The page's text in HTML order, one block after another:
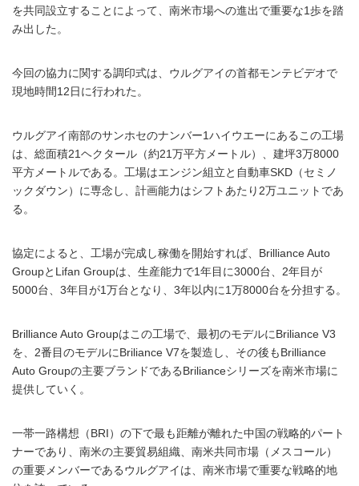
を共同設立することによって、南米市場への進出で重要な1歩を踏
み出した。
今回の協力に関する調印式は、ウルグアイの首都モンテビデオで
現地時間12日に行われた。
ウルグアイ南部のサンホセのナンバー1ハイウエーにあるこの工場
は、総面積21ヘクタール（約21万平方メートル）、建坪3万8000
平方メートルである。工場はエンジン組立と自動車SKD（セミノ
ックダウン）に専念し、計画能力はシフトあたり2万ユニットであ
る。
協定によると、工場が完成し稼働を開始すれば、Brilliance Auto
GroupとLifan Groupは、生産能力で1年目に3000台、2年目が
5000台、3年目が1万台となり、3年以内に1万8000台を分担する。
Brilliance Auto Groupはこの工場で、最初のモデルにBriliance V3
を、2番目のモデルにBriliance V7を製造し、その後もBrilliance
Auto Groupの主要ブランドであるBrilianceシリーズを南米市場に
提供していく。
一帯一路構想（BRI）の下で最も距離が離れた中国の戦略的パート
ナーであり、南米の主要貿易組織、南米共同市場（メスコール）
の重要メンバーであるウルグアイは、南米市場で重要な戦略的地